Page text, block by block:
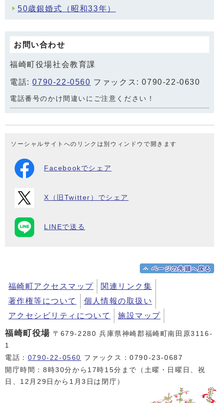
50歳銀婚式（昭和33年）
お問い合わせ
福崎町役場社会教育課
電話:0790-22-0560 ファックス: 0790-22-0630
電話番号のかけ間違いにご注意ください！
ソーシャルサイトへのリンクは別ウィンドウで開きます
Facebookでシェア
X（旧Twitter）でシェア
LINEで送る
ページの先頭へ戻る
福崎町アクセスマップ
関連リンク集
著作権等について
個人情報の取扱い
アクセシビリティについて
施設マップ
福崎町役場 〒679-2280 兵庫県神崎郡福崎町南田原3116-
1
電話： 0790-22-0560 ファックス：0790-23-0687
開庁時間：8時30分から17時15分まで（土曜・日曜日、祝
日、12月29日から1月3日は閉庁）